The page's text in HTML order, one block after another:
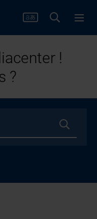
!
?